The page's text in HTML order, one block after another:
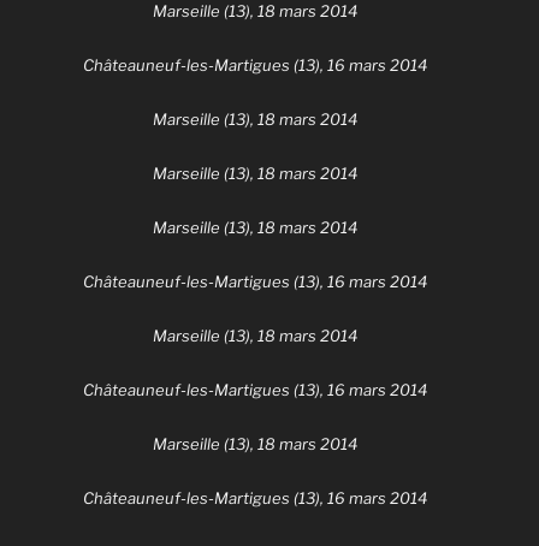
Marseille (13), 18 mars 2014
Châteauneuf-les-Martigues (13), 16 mars 2014
Marseille (13), 18 mars 2014
Marseille (13), 18 mars 2014
Marseille (13), 18 mars 2014
Châteauneuf-les-Martigues (13), 16 mars 2014
Marseille (13), 18 mars 2014
Châteauneuf-les-Martigues (13), 16 mars 2014
Marseille (13), 18 mars 2014
Châteauneuf-les-Martigues (13), 16 mars 2014